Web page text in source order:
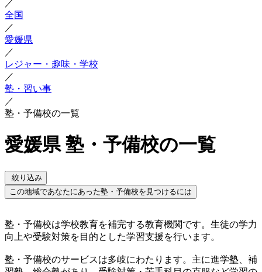
／
全国
／
愛媛県
／
レジャー・趣味・学校
／
塾・習い事
／
塾・予備校の一覧
愛媛県 塾・予備校の一覧
絞り込み
この地域であなたにあった塾・予備校を見つけるには
塾・予備校は学校教育を補完する教育機関です。生徒の学力
向上や受験対策を目的とした学習支援を行います。
塾・予備校のサービスは多岐にわたります。主に進学塾、補